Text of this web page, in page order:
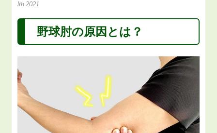
lth 2021
野球肘の原因とは？